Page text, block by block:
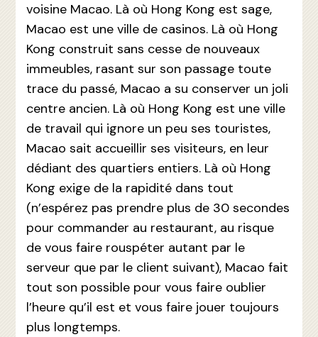
voisine Macao. Là où Hong Kong est sage,
Macao est une ville de casinos. Là où Hong
Kong construit sans cesse de nouveaux
immeubles, rasant sur son passage toute
trace du passé, Macao a su conserver un joli
centre ancien. Là où Hong Kong est une ville
de travail qui ignore un peu ses touristes,
Macao sait accueillir ses visiteurs, en leur
dédiant des quartiers entiers. Là où Hong
Kong exige de la rapidité dans tout
(n’espérez pas prendre plus de 30 secondes
pour commander au restaurant, au risque
de vous faire rouspéter autant par le
serveur que par le client suivant), Macao fait
tout son possible pour vous faire oublier
l’heure qu’il est et vous faire jouer toujours
plus longtemps.